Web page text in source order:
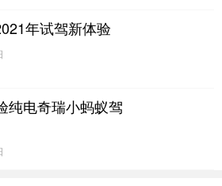
年试驾新体验
纯电奇瑞小蚂蚁驾